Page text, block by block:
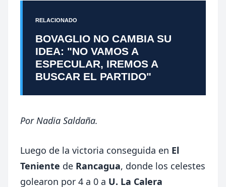
RELACIONADO
BOVAGLIO NO CAMBIA SU
IDEA: "NO VAMOS A
ESPECULAR, IREMOS A
BUSCAR EL PARTIDO"
Por Nadia Saldaña.
Luego de la victoria conseguida en El
Teniente de Rancagua, donde los celestes
golearon por 4 a 0 a U. La Calera